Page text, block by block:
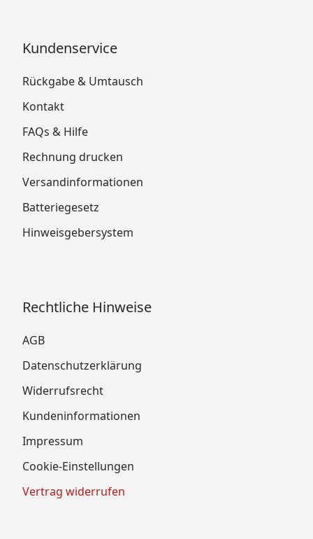
Kundenservice
Rückgabe & Umtausch
Kontakt
FAQs & Hilfe
Rechnung drucken
Versandinformationen
Batteriegesetz
Hinweisgebersystem
Rechtliche Hinweise
AGB
Datenschutzerklärung
Widerrufsrecht
Kundeninformationen
Impressum
Cookie-Einstellungen
Vertrag widerrufen